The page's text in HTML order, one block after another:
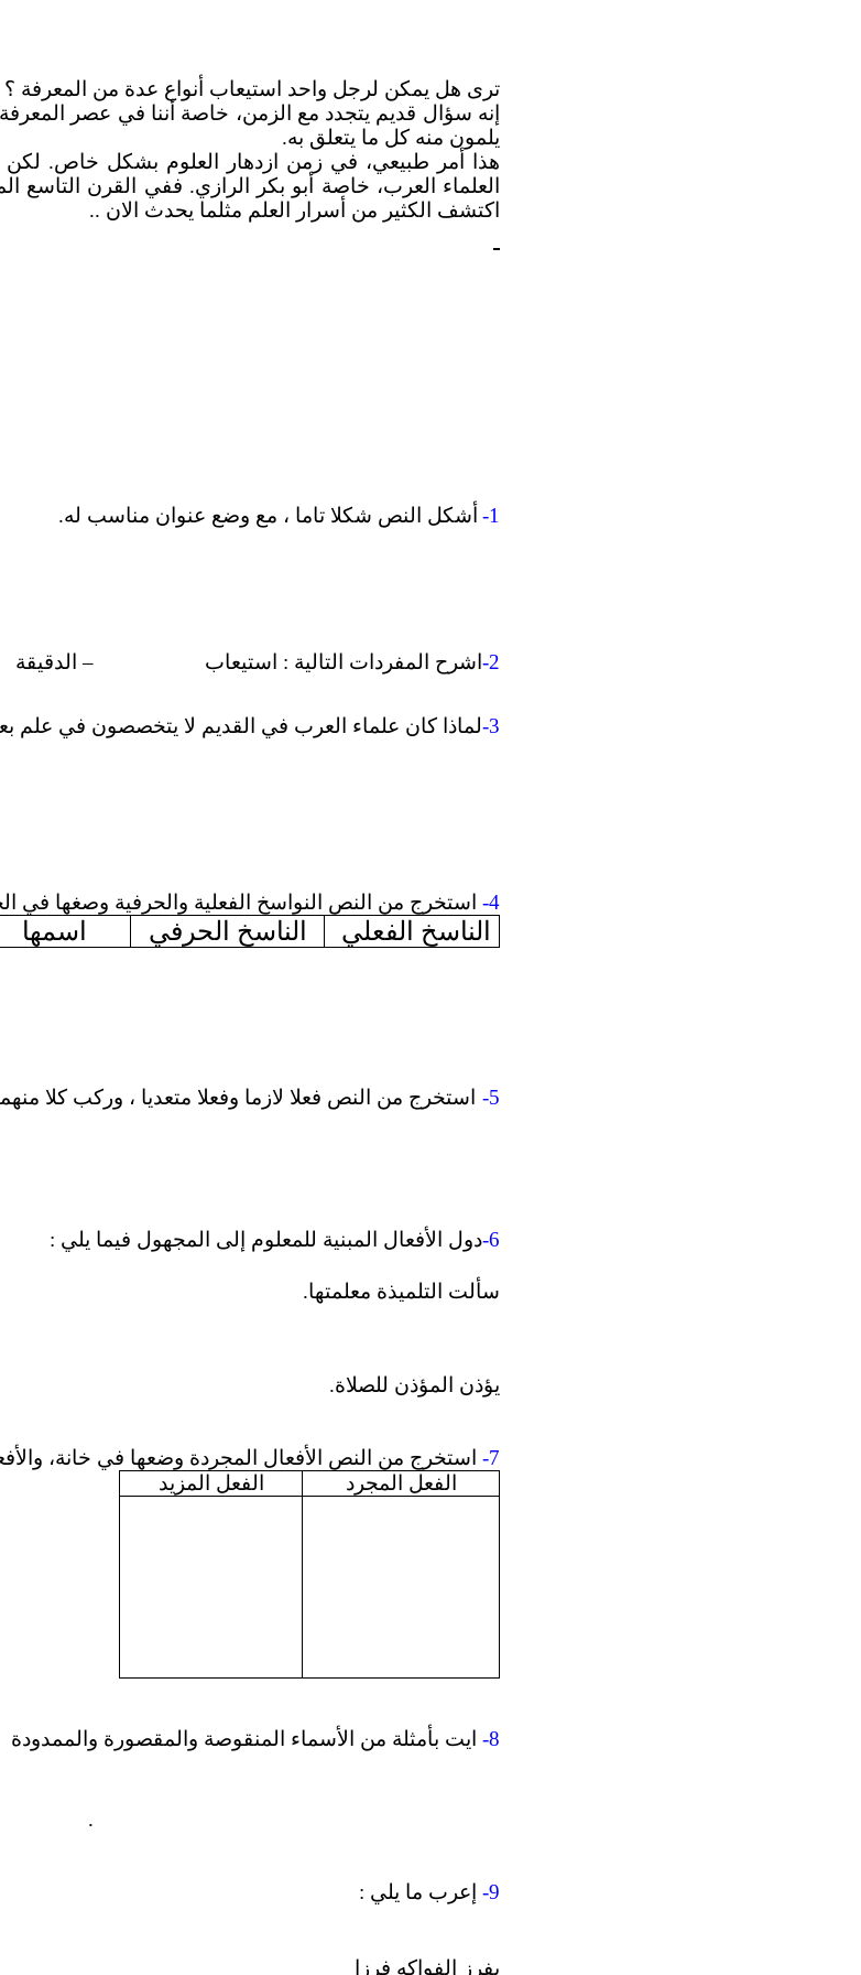
ترى هل يمكن لرجل واحد استيعاب أنواع عدة من المعرفة ؟
إنه سؤال قديم يتجدد مع الزمن، خاصة أننا في عصر
يلمون منه كل ما يتعلق به.
هذا أمر طبيعي، في زمن ازدهار العلوم بشكل خاص. لكن
العلماء العرب، خاصة أبو بكر الرازي. ففي القرن التاسع
اكتشف الكثير من أسرار العلم مثلما يحدث الان ..
-1 أشكل النص شكلا تاما ، مع وضع عنوان مناسب له.
-2 اشرح المفردات التالية : استيعاب – الدقيقة
-3لماذا كان علماء العرب في القديم لا يتخصصون في علم
-4 استخرج من النص النواسخ الفعلية والحرفية وصغها في
اسمها الناسخ الحرفي الناسخ الفعلي
-5 استخرج من النص فعلا لازما وفعلا متعديا ، وركب كلا
-6دول الأفعال المبنية للمعلوم إلى المجهول فيما يلي :
سألت التلميذة معلمتها.
يؤذن المؤذن للصلاة.
-7 استخرج من النص الأفعال المجردة وضعها في خانة،
الفعل المزيد
الفعل المجرد
-8 ايت بأمثلة من الأسماء المنقوصة والمقصورة والممدودة
.
-9 إعرب ما يلي :
يفرز الفواكه فرزا